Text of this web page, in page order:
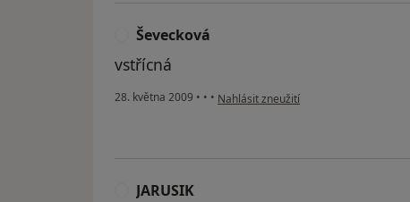
Ševecková
vstřícná
28. května 2009 • • • podle názoru uživatele Ševecková
Nahlásit zneužití
JARUSIK